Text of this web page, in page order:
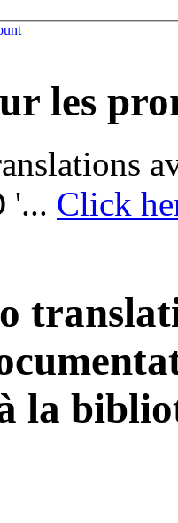
les
'... Click
la